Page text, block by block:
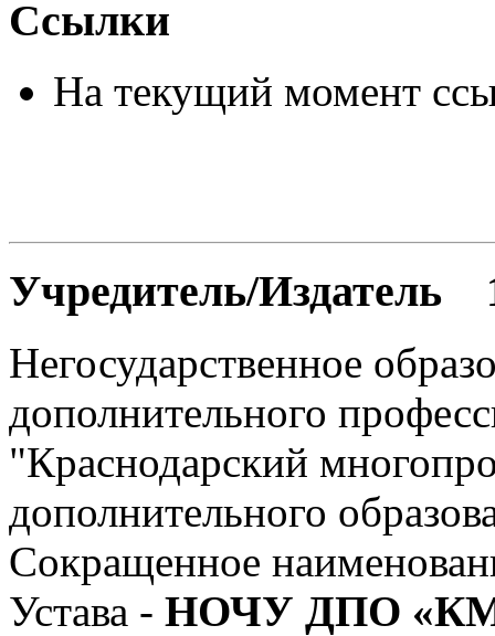
Ссылки
На текущий момент
Учредитель/Издатель
Негосударственное
дополнительного
"Краснодарский
дополнительного
Сокращенное
Устава - НОЧУ ДПО